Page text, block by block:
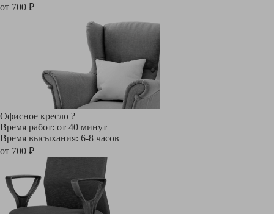
от 700 ₽
Офисное кресло ?
Время работ: от 40 минут
Время высыхания: 6-8 часов
от 700 ₽